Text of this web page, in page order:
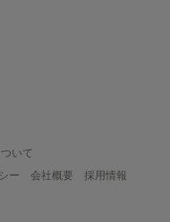
いて
ー 会社概要
採用情報